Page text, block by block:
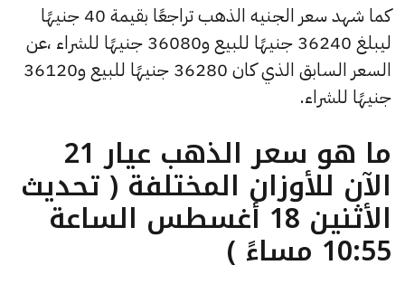
كما شهد سعر الجنيه الذهب تراجعًا بقيمة 40 جنيهًا
ليبلغ 36240 جنيهًا للبيع و36080 جنيهًا للشراء ،عن
السعر السابق الذي كان 36280 جنيهًا للبيع و36120
جنيهًا للشراء.
ما هو سعر الذهب عيار 21
الآن للأوزان المختلفة ( تحديث
الأثنين 18 أغسطس الساعة
10:55 مساءً )